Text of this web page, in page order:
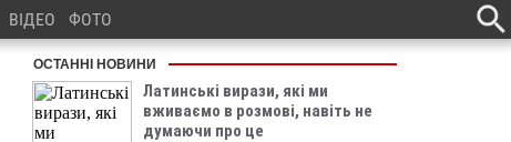
ВІДЕО ФОТО
ОСТАННІ НОВИНИ
Латинські вирази, які ми
вживаємо в розмові, навіть не
думаючи про це